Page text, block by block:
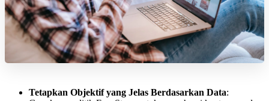
Tetapkan Objektif yang Jelas Berdasarkan Data: